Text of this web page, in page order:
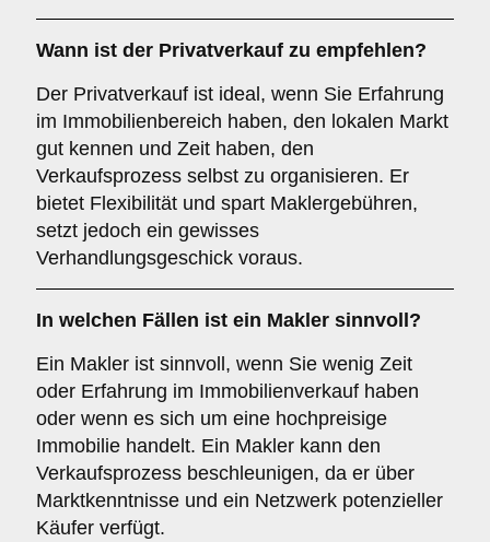
Wann ist der Privatverkauf zu empfehlen?
Der Privatverkauf ist ideal, wenn Sie Erfahrung
im Immobilienbereich haben, den lokalen Markt
gut kennen und Zeit haben, den
Verkaufsprozess selbst zu organisieren. Er
bietet Flexibilität und spart Maklergebühren,
setzt jedoch ein gewisses
Verhandlungsgeschick voraus.
In welchen Fällen ist ein Makler sinnvoll?
Ein Makler ist sinnvoll, wenn Sie wenig Zeit
oder Erfahrung im Immobilienverkauf haben
oder wenn es sich um eine hochpreisige
Immobilie handelt. Ein Makler kann den
Verkaufsprozess beschleunigen, da er über
Marktkenntnisse und ein Netzwerk potenzieller
Käufer verfügt.